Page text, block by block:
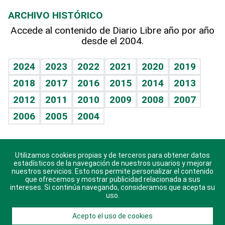
Hablando con el pediatra
Vida y familia
Eñe
Celebrando la vida
Sin complejos
En pocas palabras
Escuchando al corazón
Economía Personal
Línea de hit
TBT Deportivo
Más firmas
Hecho en casa
Guía del dinero
Cumpleaños
Horóscopos
Crucigramas
ARCHIVO HISTÓRICO
Accede al contenido de Diario Libre año por año
desde el 2004.
2024 2023 2022 2021 2020
2019
2018
2017 2016 2015 2014
2013
2012
2011 2010 2009 2008
2007
2006
2005 2004
Descarga nuestras aplicaciones para Android, iOS y
sistema Huawei.
Utilizamos cookies propias y de terceros para obtener datos
estadísticos de la navegación de nuestros usuarios y mejorar
nuestros servicios. Esto nos permite personalizar el contenido
que ofrecemos y mostrar publicidad relacionada a sus
intereses. Si continúa navegando, consideramos que acepta su
uso.
Acepto el uso de cookies